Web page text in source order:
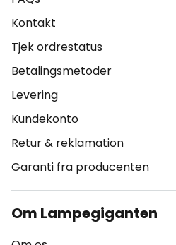
Kontakt
Tjek ordrestatus
Betalingsmetoder
Levering
Kundekonto
Retur & reklamation
Garanti fra producenten
Om Lampegiganten